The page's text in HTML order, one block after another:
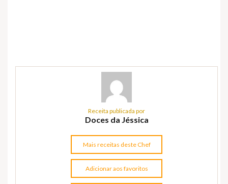
Receita publicada por
Doces da Jéssica
Mais receitas deste Chef
Adicionar aos favoritos